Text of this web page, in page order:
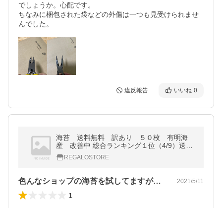
でしょうか。心配です。
ちなみに梱包された袋などの外傷は一つも見受けられませ
んでした。
違反報告 いいね 0
海苔 送料無料 訳あり ５０枚 有明海
産 改善中 総合ランキング１位（4/9）送料
無料 有明海産 焼海苔 訳ありですが上質な焼
海苔がたっぷり入ってこの価格
REGALOSTORE
色んなショップの海苔を試してますが、、… 2021/5/11
1